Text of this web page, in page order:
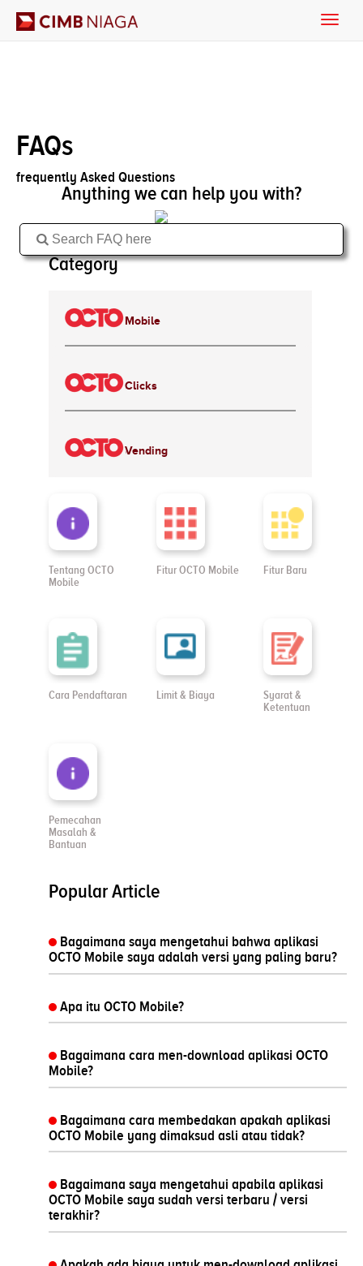
Toggle
FAQs
frequently Asked Questions
Anything we can help you with?
Category
Mobile
Clicks
Vending
Tentang OCTO
Mobile
Fitur OCTO Mobile Fitur Baru
Cara Pendaftaran Limit & Biaya
Syarat &
Ketentuan
Pemecahan
Masalah &
Bantuan
Popular Article
Bagaimana saya mengetahui bahwa aplikasi
OCTO Mobile saya adalah versi yang paling baru?
Apa itu OCTO Mobile?
Bagaimana cara men-download aplikasi OCTO
Mobile?
Bagaimana cara membedakan apakah aplikasi
OCTO Mobile yang dimaksud asli atau tidak?
Bagaimana saya mengetahui apabila aplikasi
OCTO Mobile saya sudah versi terbaru / versi
terakhir?